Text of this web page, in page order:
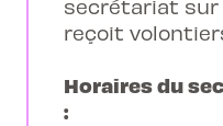
secrétariat sur
reçoit
Horaires du
: